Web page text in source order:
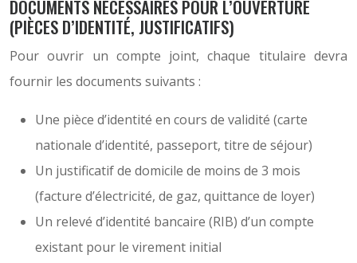
DOCUMENTS NÉCESSAIRES POUR L’OUVERTURE
(PIÈCES D’IDENTITÉ, JUSTIFICATIFS)
Pour ouvrir un compte joint, chaque titulaire devra
fournir les documents suivants :
Une pièce d’identité en cours de validité (carte
nationale d’identité, passeport, titre de séjour)
Un justificatif de domicile de moins de 3 mois
(facture d’électricité, de gaz, quittance de loyer)
Un relevé d’identité bancaire (RIB) d’un compte
existant pour le virement initial